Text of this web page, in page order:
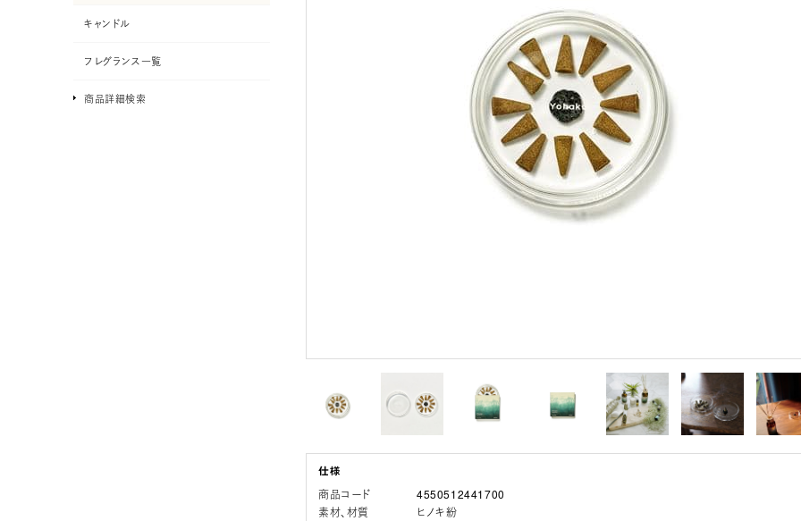
商品コード
4550512441700
素材、材質
ヒノキ紛
キャンドル
フレグランス一覧
商品詳細検索